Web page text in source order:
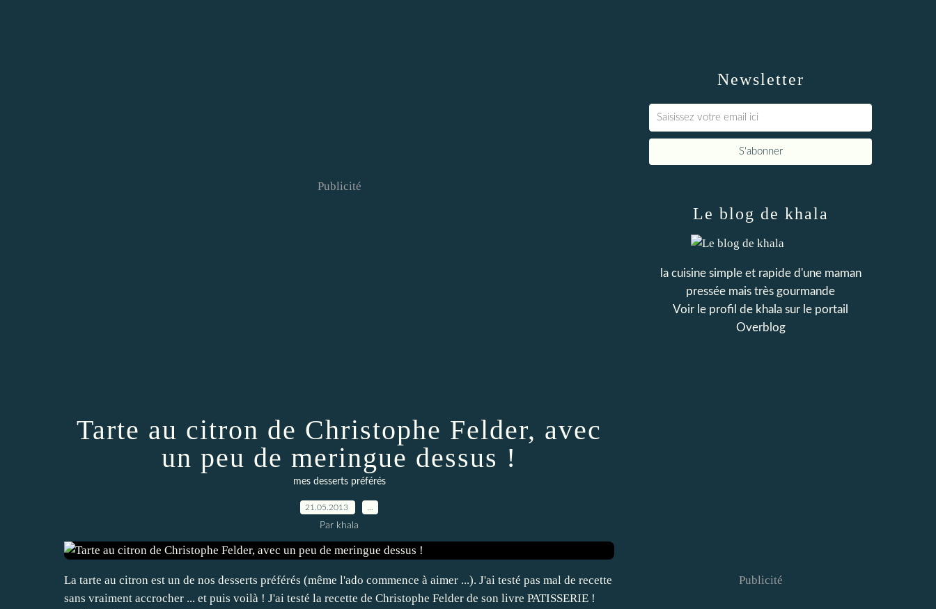
Publicité
Tarte au citron de Christophe Felder, avec
un peu de meringue dessus !
mes desserts préférés
21.05.2013
Par khala
La tarte au citron est un de nos desserts préférés (même l'ado commence à aimer ...). J'ai testé pas mal de recette
sans vraiment accrocher ... et puis voilà ! J'ai testé la recette de Christophe Felder de son livre PATISSERIE !
Newsletter
Le blog de khala
la cuisine simple et rapide d'une maman
pressée mais très gourmande
Voir le profil de khala sur le portail
Overblog
Publicité